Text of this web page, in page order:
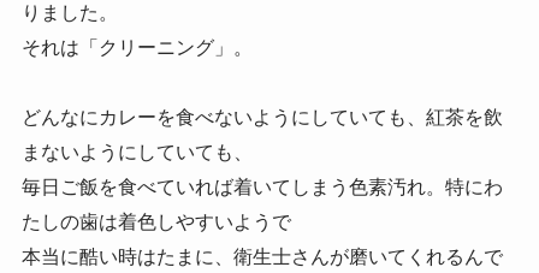
りました。
それは「クリーニング」。
どんなにカレーを食べないようにしていても、紅茶を飲
まないようにしていても、
毎日ご飯を食べていれば着いてしまう色素汚れ。特にわ
たしの歯は着色しやすいようで
本当に酷い時はたまに、衛生士さんが磨いてくれるんで